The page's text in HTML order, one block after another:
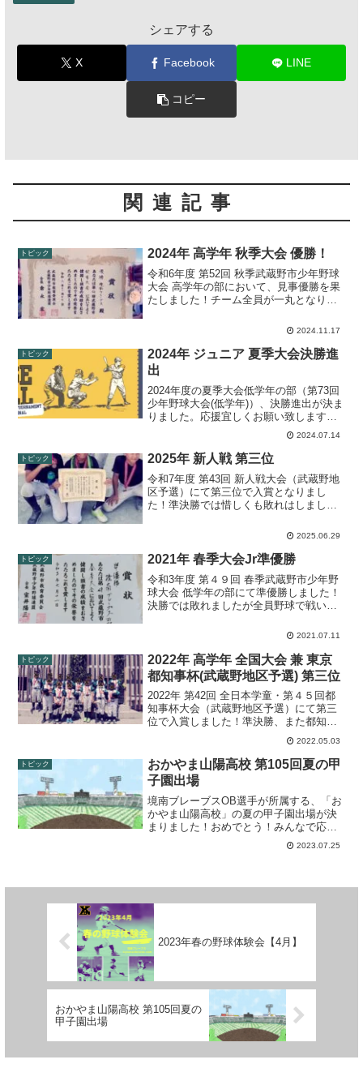
シェアする
X Facebook LINE
コピー
関連記事
トピック 2024年 高学年 秋季大会 優勝！
令和6年度 第52回 秋季武蔵野市少年野球
大会 高学年の部において、見事優勝を果
たしました！チーム全員が一丸となり、
当におめでとうございます！表彰式決勝
高学年の部
2024.11.17
トピック
2024年 ジュニア 夏季大会決勝進
出
2024年度の夏季大会低学年の部（第73回
少年野球大会(低学年)）、決勝進出が決ま
りました。応援宜しくお願い致します。
ジュニア 夏季大会 決勝の予定日時2024
年9月1日 9:10開始予定場所武蔵野軟式野
球場（市営球場）対戦カード境南ブレ...
2024.07.14
トピック 2025年 新人戦 第三位
令和7年度 第43回 新人戦大会（武蔵野地
区予選）にて第三位で入賞となりまし
た！準決勝では惜しくも敗れはしました
2025.06.29
トピック 2021年 春季大会Jr準優勝
令和3年度 第４９回 春季武蔵野市少年野
球大会 低学年の部にて準優勝しました！
決勝では敗れましたが全員野球で戦いぬ
vsエースハンターズ結果(7/11)
2021.07.11
トピック
2022年 高学年 全国大会 兼 東京
都知事杯(武蔵野地区予選) 第三位
2022年 第42回 全日本学童・第４５回都
知事杯大会（武蔵野地区予選）にて第三
位で入賞しました！準決勝、また都知事
杯出場決定戦では惜しくも敗れましたが
最後まで諦めず懸命に戦いぬきました！
準決勝都知事杯出場決定戦
2022.05.03
トピック
おかやま山陽高校 第105回夏の甲
子園出場
境南ブレーブスOB選手が所属する、「お
かやま山陽高校」の夏の甲子園出場が決
まりました！おめでとう！みんなで応援
2023.07.25
2023年春の野球体験会【4月】
おかやま山陽高校 第105回夏の
甲子園出場